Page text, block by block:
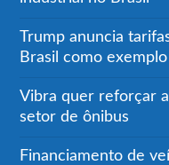
Trump anuncia
Brasil como exemplo
Vibra quer reforçar
setor de ônibus
Financiamento de